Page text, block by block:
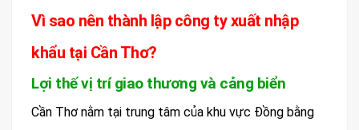
Vì sao nên thành lập công ty xuất nhập
khẩu tại Cần Thơ?
Lợi thế vị trí giao thương và cảng biển
Cần Thơ nằm tại trung tâm của khu vực Đồng bằng